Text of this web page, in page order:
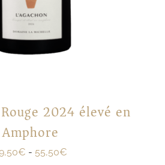
2024 élevé en
Amphore
€ - 55,50€